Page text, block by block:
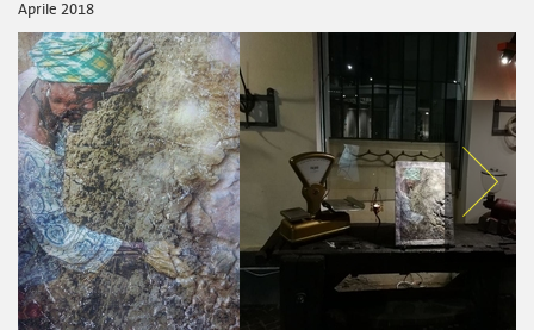
Aprile 2018